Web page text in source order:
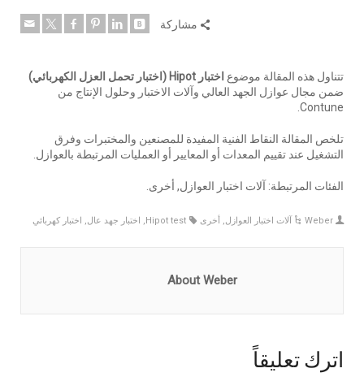
مشاركة
تتناول هذه المقالة موضوع اختبار Hipot (اختبار تحمل العزل الكهربائي)
ضمن مجال عوازل الجهد العالي وآلات الاختبار وحلول الإنتاج من
Contune.
تلخص المقالة النقاط الفنية المفيدة للمصنعين والمختبرات وفرق
التشغيل عند تقييم المعدات أو المعايير أو العمليات المرتبطة بالعوازل.
الفئات المرتبطة: آلات اختبار العوازل, أخرى.
Weber آلات اختبار العوازل, أخرى Hipot test
, اختبار جهد عال, اختبار كهربائي
About Weber
اترك تعليقاً